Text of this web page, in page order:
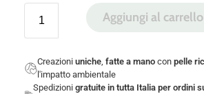
Aggiungi al carrello
Creazioniuniche,fatte a mano conpelle
l'impatto ambientale
Spedizioni gratuite in tutta Italia per ordini